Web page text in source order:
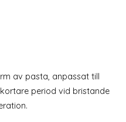
av pasta, anpassat till
period vid bristande